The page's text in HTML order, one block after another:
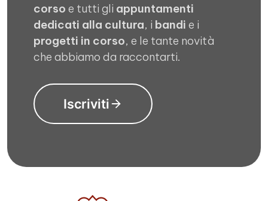
corso e tutti gli appuntamenti
dedicati alla cultura, i bandi e i
progetti in corso, e le tante novità
che abbiamo da raccontarti.
Iscriviti